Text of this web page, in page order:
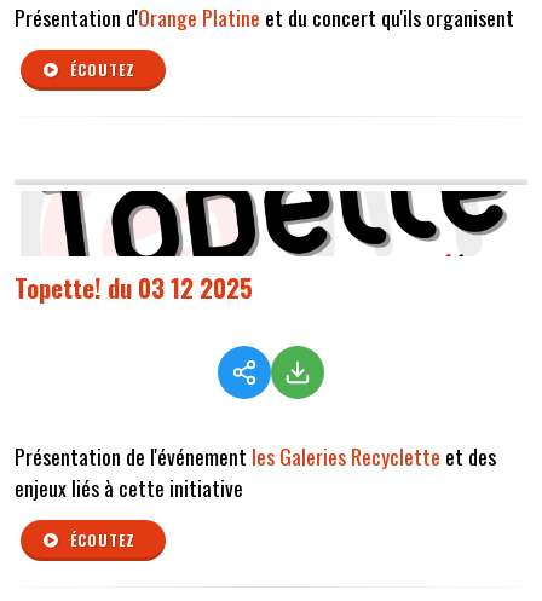
Présentation d'Orange Platine et du concert qu'ils organisent
ÉCOUTEZ
Topette! du 03 12 2025
Présentation de l'événement les Galeries Recyclette et des
enjeux liés à cette initiative
ÉCOUTEZ